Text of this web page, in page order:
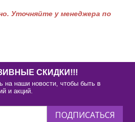
Уточняйте у менеджера по
СКИДКИ!!!
на наши новости, чтобы быть в
и акций.
ПОДПИСАТЬСЯ